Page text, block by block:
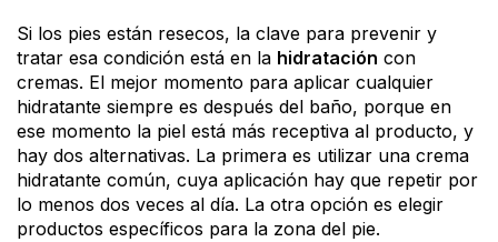
Si los pies están resecos, la clave para prevenir y
tratar esa condición está en la hidratación con
cremas. El mejor momento para aplicar cualquier
hidratante siempre es después del baño, porque en
ese momento la piel está más receptiva al producto, y
hay dos alternativas. La primera es utilizar una crema
hidratante común, cuya aplicación hay que repetir por
lo menos dos veces al día. La otra opción es elegir
productos específicos para la zona del pie.